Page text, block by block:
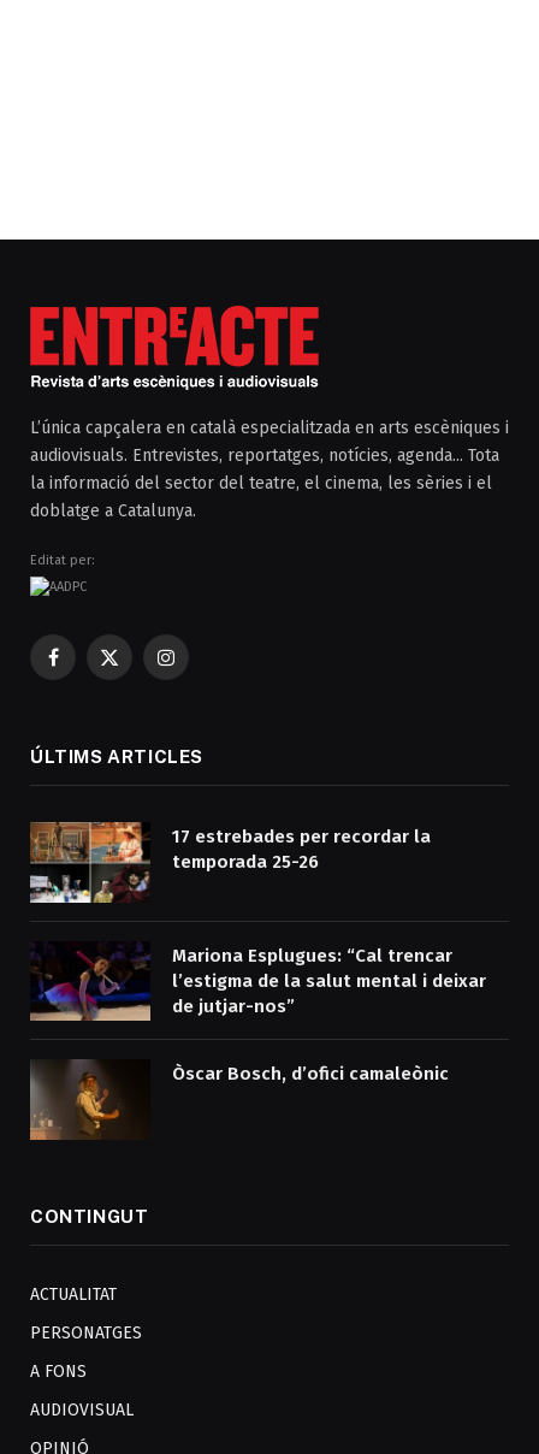
L’única capçalera en català especialitzada en arts escèniques i
audiovisuals. Entrevistes, reportatges, notícies, agenda... Tota
la informació del sector del teatre, el cinema, les sèries i el
doblatge a Catalunya.
Editat per:
Facebook
X
Instagram
ÚLTIMS ARTICLES
17 estrebades per recordar la
temporada 25-26
Mariona Esplugues: “Cal trencar
l’estigma de la salut mental i deixar
de jutjar-nos”
Òscar Bosch, d’ofici camaleònic
CONTINGUT
ACTUALITAT
PERSONATGES
A FONS
AUDIOVISUAL
OPINIÓ